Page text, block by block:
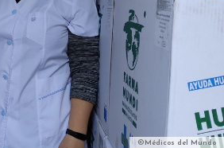
©Médicos del Mundo